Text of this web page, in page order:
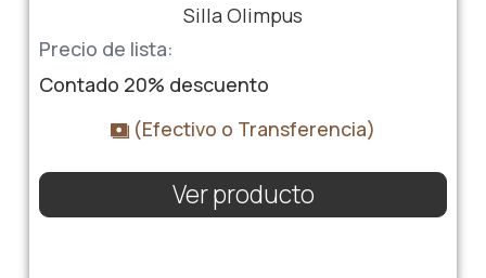
Silla Olimpus
Precio de lista:
Contado 20% descuento
(Efectivo o Transferencia)
Ver producto